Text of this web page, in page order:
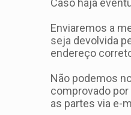
Caso haja
Enviaremos a
seja devolvida
endereço
Não podemos
comprovado por
as partes via e-